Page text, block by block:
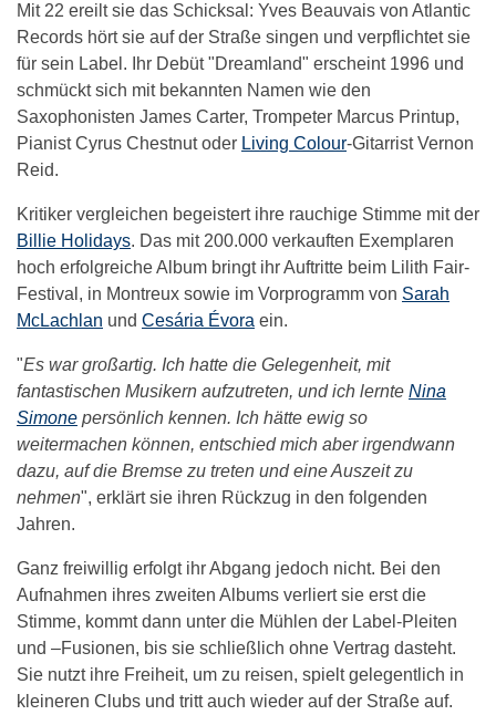
Mit 22 ereilt sie das Schicksal: Yves Beauvais von Atlantic
Records hört sie auf der Straße singen und verpflichtet sie
für sein Label. Ihr Debüt "Dreamland" erscheint 1996 und
schmückt sich mit bekannten Namen wie den
Saxophonisten James Carter, Trompeter Marcus Printup,
Pianist Cyrus Chestnut oder Living Colour-Gitarrist Vernon
Reid.
Kritiker vergleichen begeistert ihre rauchige Stimme mit der
Billie Holidays. Das mit 200.000 verkauften Exemplaren
hoch erfolgreiche Album bringt ihr Auftritte beim Lilith Fair-
Festival, in Montreux sowie im Vorprogramm von Sarah
McLachlan und Cesária Évora ein.
"Es war großartig. Ich hatte die Gelegenheit, mit
fantastischen Musikern aufzutreten, und ich lernte Nina
Simone persönlich kennen. Ich hätte ewig so
weitermachen können, entschied mich aber irgendwann
dazu, auf die Bremse zu treten und eine Auszeit zu
nehmen", erklärt sie ihren Rückzug in den folgenden
Jahren.
Ganz freiwillig erfolgt ihr Abgang jedoch nicht. Bei den
Aufnahmen ihres zweiten Albums verliert sie erst die
Stimme, kommt dann unter die Mühlen der Label-Pleiten
und –Fusionen, bis sie schließlich ohne Vertrag dasteht.
Sie nutzt ihre Freiheit, um zu reisen, spielt gelegentlich in
kleineren Clubs und tritt auch wieder auf der Straße auf.